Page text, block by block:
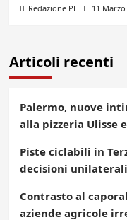
Redazione PL 11 Marzo
Articoli recenti
Palermo, nuove
alla pizzeria Ulisse
Piste ciclabili in
decisioni
Contrasto al
aziende agricole